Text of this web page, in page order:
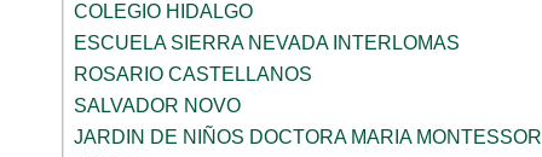
COLEGIO HIDALGO
ESCUELA SIERRA NEVADA INTERLOMAS
ROSARIO CASTELLANOS
SALVADOR NOVO
JARDIN DE NIÑOS DOCTORA MARIA MONTESSORI